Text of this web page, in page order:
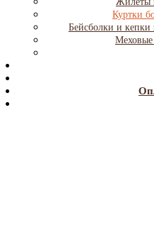
Куртки
Бейсболки и кепки
Меховые